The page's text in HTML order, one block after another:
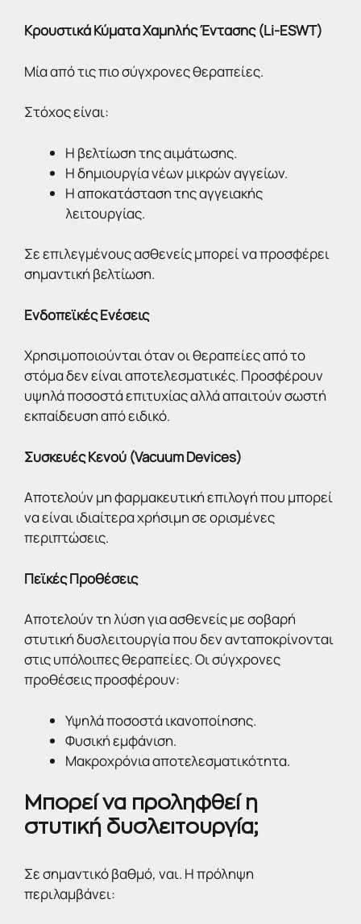
Κρουστικά Κύματα Χαμηλής Έντασης (Li-ESWT)
Μία από τις πιο σύγχρονες θεραπείες.
Στόχος είναι:
Η βελτίωση της αιμάτωσης.
Η δημιουργία νέων μικρών αγγείων.
Η αποκατάσταση της αγγειακής
λειτουργίας.
Σε επιλεγμένους ασθενείς μπορεί να προσφέρει
σημαντική βελτίωση.
Ενδοπεϊκές Ενέσεις
Χρησιμοποιούνται όταν οι θεραπείες από το
στόμα δεν είναι αποτελεσματικές. Προσφέρουν
υψηλά ποσοστά επιτυχίας αλλά απαιτούν σωστή
εκπαίδευση από ειδικό.
Συσκευές Κενού (Vacuum Devices)
Αποτελούν μη φαρμακευτική επιλογή που μπορεί
να είναι ιδιαίτερα χρήσιμη σε ορισμένες
περιπτώσεις.
Πεϊκές Προθέσεις
Αποτελούν τη λύση για ασθενείς με σοβαρή
στυτική δυσλειτουργία που δεν ανταποκρίνονται
στις υπόλοιπες θεραπείες. Οι σύγχρονες
προθέσεις προσφέρουν:
Υψηλά ποσοστά ικανοποίησης.
Φυσική εμφάνιση.
Μακροχρόνια αποτελεσματικότητα.
Μπορεί να προληφθεί η
στυτική δυσλειτουργία;
Σε σημαντικό βαθμό, ναι. Η πρόληψη
περιλαμβάνει: